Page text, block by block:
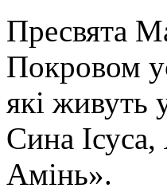
Пресвята
Покровом
які живуть
Сина
Амінь».